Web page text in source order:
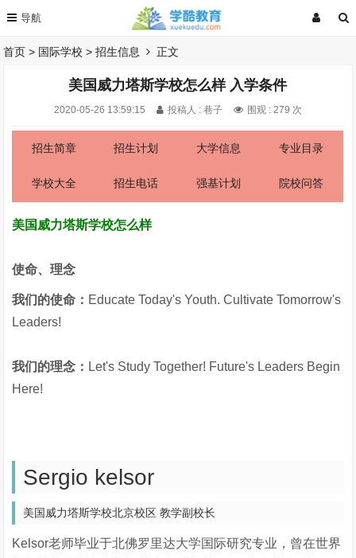
首页 > 国际学校 >招生信息 正文
美国威力塔斯学校怎么样 入学条件
2020-05-26 13:59:15 投稿人 : 巷子 围观 : 279 次
招生简章 招生计划 大学信息 专业目录
学校大全 招生电话 强基计划 院校问答
美国威力塔斯学校怎么样
使命、理念
我们的使命： Educate Today's Youth. Cultivate Tomorrow's
Leaders!
我们的理念： Let's Study Together! Future's Leaders Begin
Here!
Sergio kelsor
美国威力塔斯学校北京校区 教学副校长
Kelsor老师毕业于北佛罗里达大学国际研究专业，曾在世界